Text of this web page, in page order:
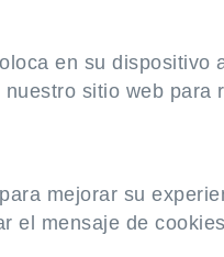
en su
sitio web
mejorar su
el mensaje de